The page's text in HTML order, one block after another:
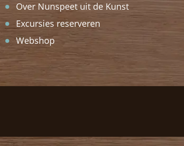
Over Nunspeet uit de Kunst
Excursies reserveren
Webshop